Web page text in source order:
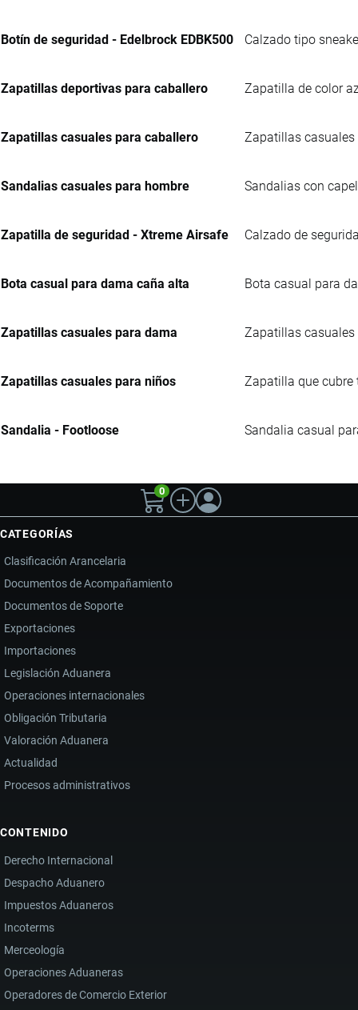
Botín de seguridad - Edelbrock EDBK500 Calzado tipo
Zapatillas deportivas para caballero Zapatilla de color
Zapatillas casuales para caballero Zapatillas casuales
Sandalias casuales para hombre Sandalias con
Zapatilla de seguridad - Xtreme Airsafe Calzado de
Bota casual para dama caña alta Bota casual para
Zapatillas casuales para dama Zapatillas casuales
Zapatillas casuales para niños Zapatilla que cubre
Sandalia - Footloose Sandalia casual
0
CATEGORÍAS
Clasificación Arancelaria
Documentos de Acompañamiento
Documentos de Soporte
Exportaciones
Importaciones
Legislación Aduanera
Operaciones internacionales
Obligación Tributaria
Valoración Aduanera
Actualidad
Procesos administrativos
CONTENIDO
Derecho Internacional
Despacho Aduanero
Impuestos Aduaneros
Incoterms
Merceología
Operaciones Aduaneras
Operadores de Comercio Exterior